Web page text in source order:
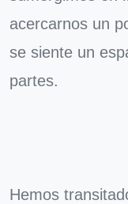
acercarnos un
se siente un
partes.
Hemos